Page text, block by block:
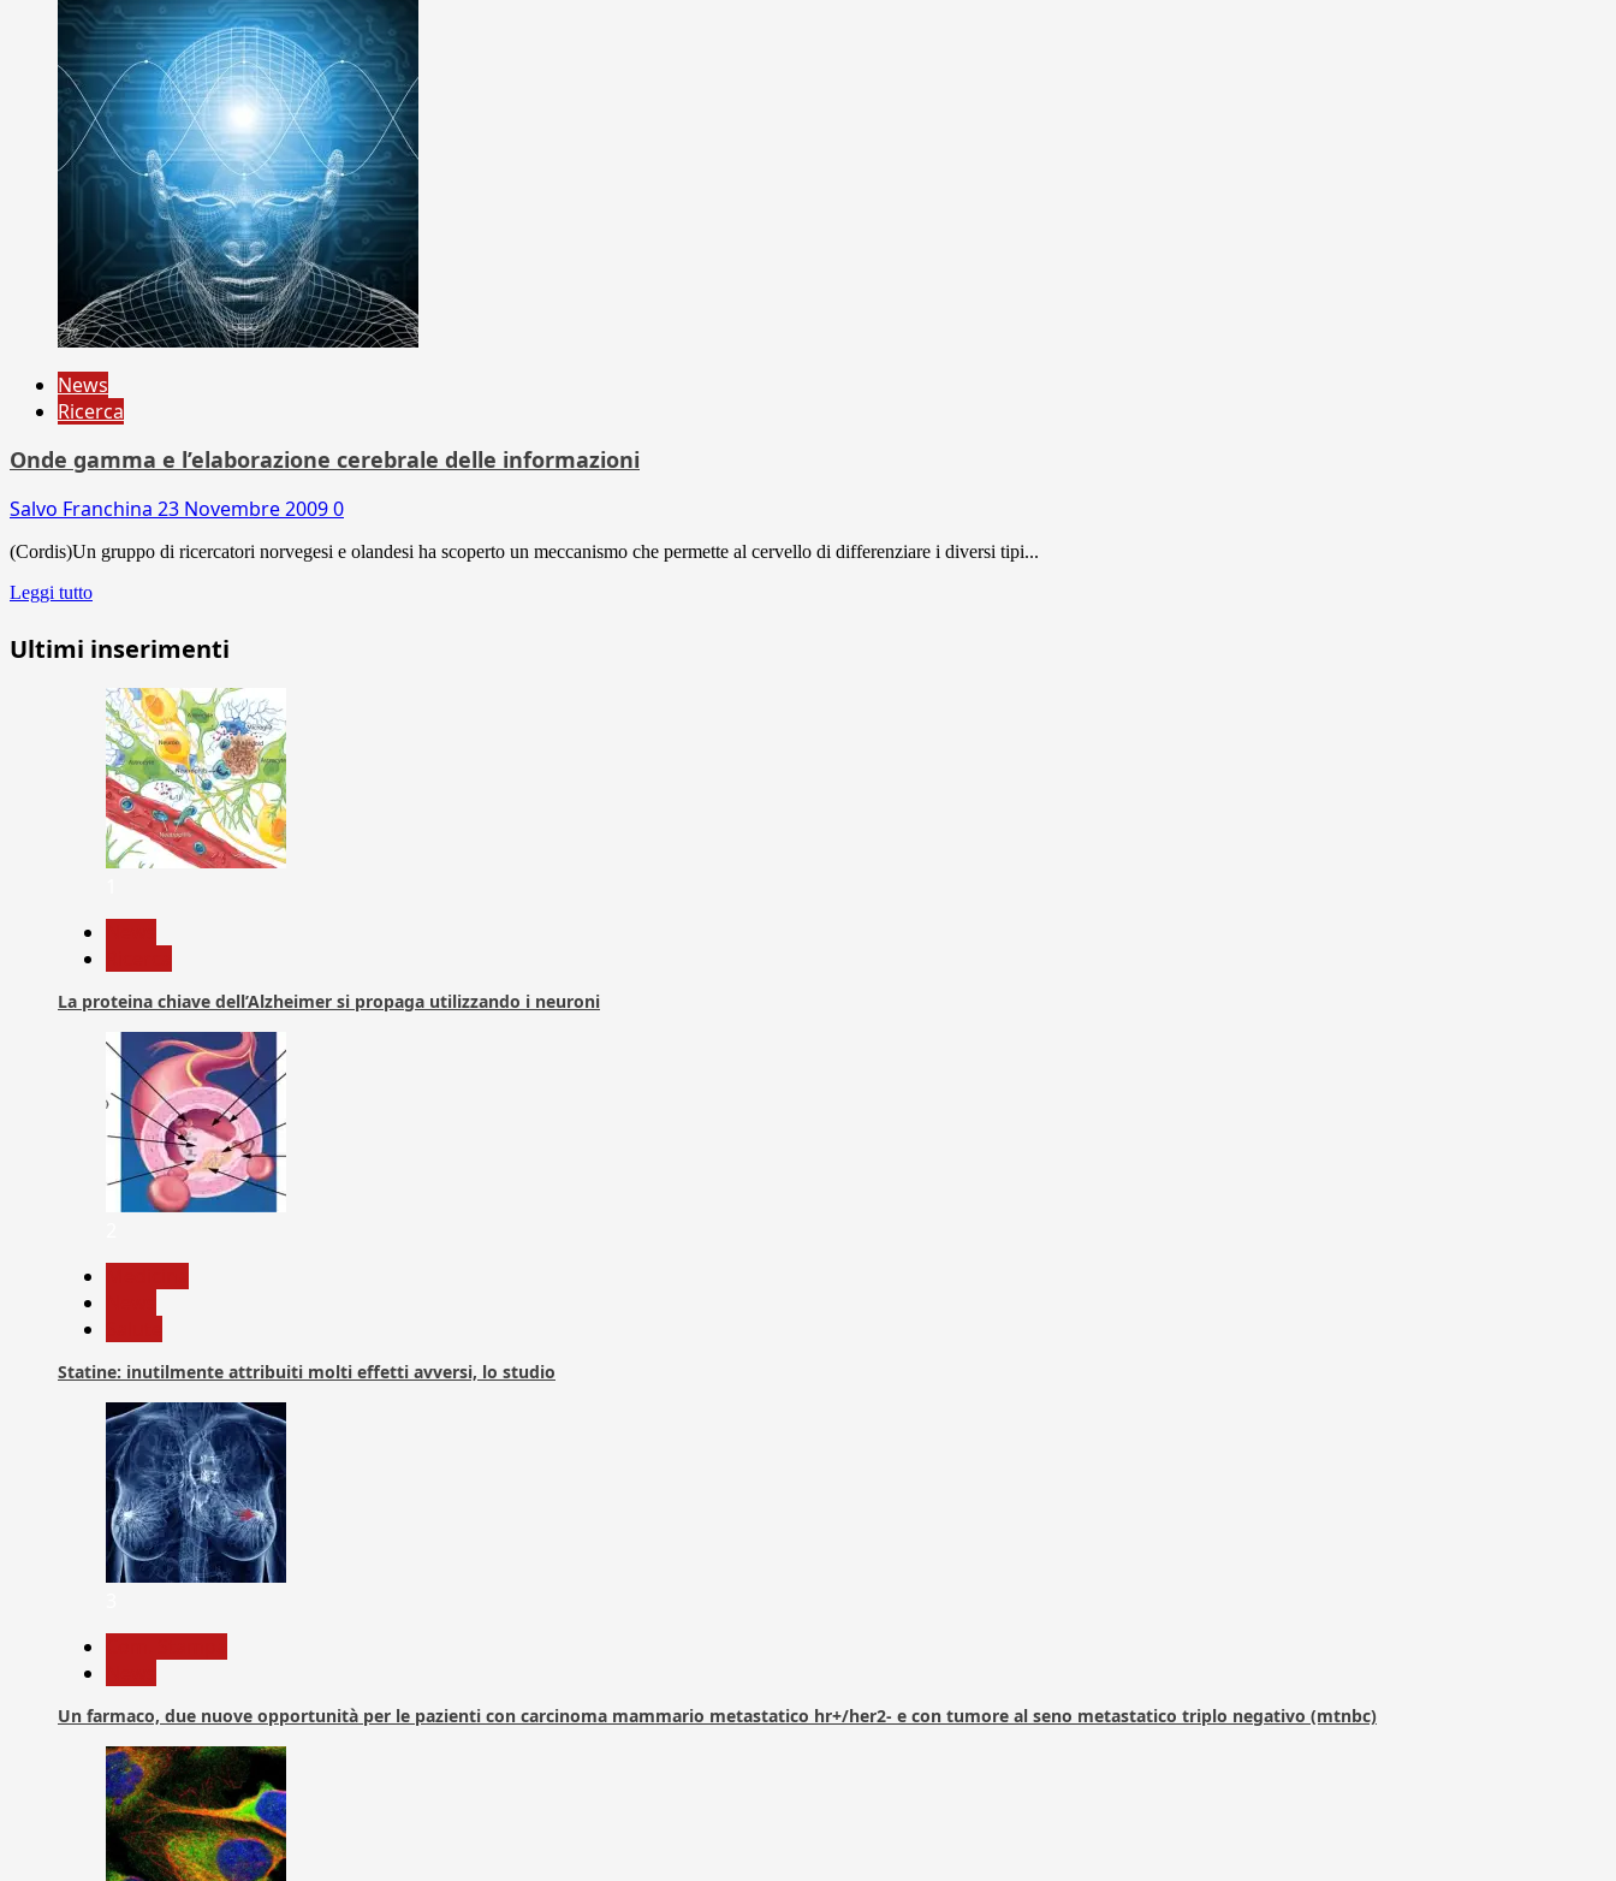
News
Ricerca
Onde gamma e l’elaborazione cerebrale delle informazioni
Salvo Franchina 23 Novembre 20090
(Cordis)Un gruppo di ricercatori norvegesi e olandesi ha scoperto un meccanismo che permette al cervello di differenziare i diversi tipi...
Leggi tutto
Ultimi inserimenti
La proteina chiave dell’Alzheimer si propaga utilizzando i neuroni
Statine: inutilmente attribuiti molti effetti avversi, lo studio
Un farmaco, due nuove opportunità per le pazienti con carcinoma mammario metastatico hr+/her2- e con tumore al seno metastatico triplo negativo (mtnbc)